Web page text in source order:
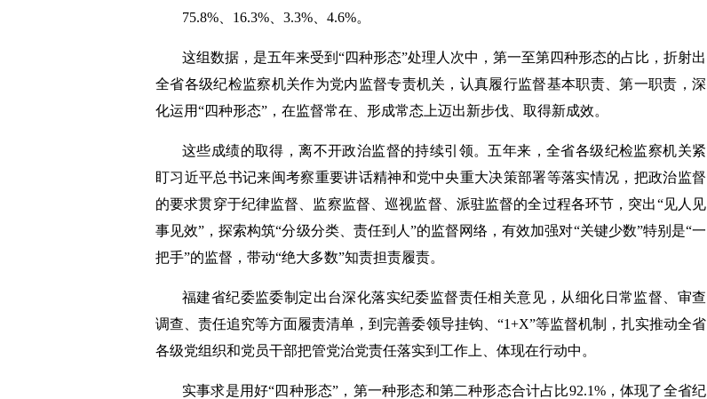
75.8%、16.3%、3.3%、4.6%。
这组数据，是五年来受到“四种形态”处理人次中，第一至第四种形态的占比，折射出
全省各级纪检监察机关作为党内监督专责机关，认真履行监督基本职责、第一职责，深
化运用“四种形态”，在监督常在、形成常态上迈出新步伐、取得新成效。
这些成绩的取得，离不开政治监督的持续引领。五年来，全省各级纪检监察机关紧
盯习近平总书记来闽考察重要讲话精神和党中央重大决策部署等落实情况，把政治监督
的要求贯穿于纪律监督、监察监督、巡视监督、派驻监督的全过程各环节，突出“见人见
事见效”，探索构筑“分级分类、责任到人”的监督网络，有效加强对“关键少数”特别是“一
把手”的监督，带动“绝大多数”知责担责履责。
福建省纪委监委制定出台深化落实纪委监督责任相关意见，从细化日常监督、审查
调查、责任追究等方面履责清单，到完善委领导挂钩、“1+X”等监督机制，扎实推动全省
各级党组织和党员干部把管党治党责任落实到工作上、体现在行动中。
实事求是用好“四种形态”，第一种形态和第二种形态合计占比92.1%，体现了全省纪